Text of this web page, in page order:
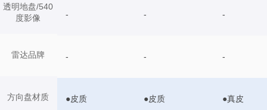
透明地盘/540
度影像
雷达品牌
方向盘材质
- - -
- - -
●皮质 ●皮质 ●真皮